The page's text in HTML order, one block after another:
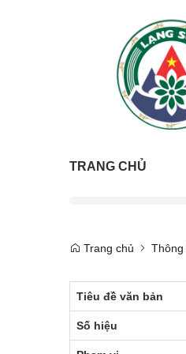
TRANG CHỦ
Trang chủ Thông
Tiêu đề văn bản
Số hiệu